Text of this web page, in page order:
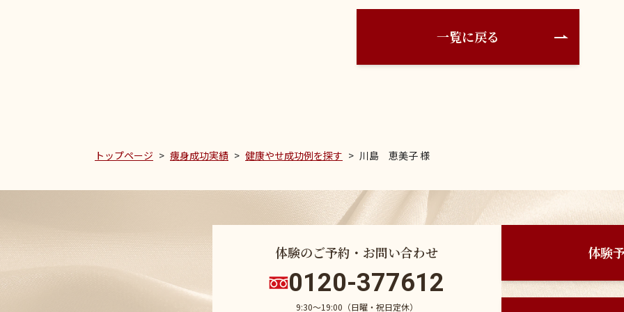
一覧に戻る
トップページ 痩身成功実績 健康やせ成功例を探す 川島 恵美子 様
体験のご予約・お問い合わせ
0120-377612
9:30〜19:00（日曜・祝日定休）
体験